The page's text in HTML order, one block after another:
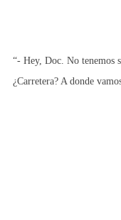
“- Hey, Doc. No tenemos
¿Carretera? A donde